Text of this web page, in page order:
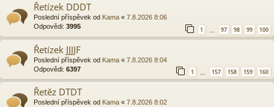
Řetízek DDDT
Poslední příspěvek od Kama « 7.8.2026 8:06
Odpovědi: 3995 1 97 98 99 100
Řetízek JJJJF
Poslední příspěvek od Kama « 7.8.2026 8:04
Odpovědi: 6397 1 … 157 158 159 160
Řetěz DTDT
Poslední příspěvek od Kama « 7.8.2026 8:02